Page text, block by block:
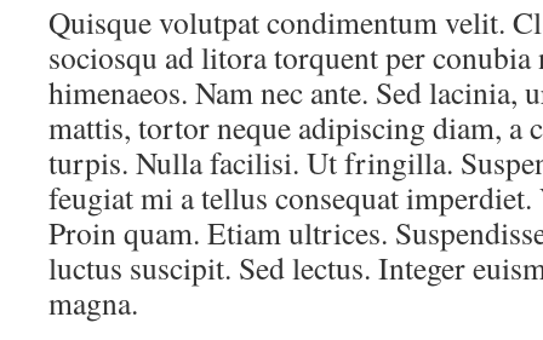
Quisque volutpat condimentum velit.
sociosqu ad litora torquent per conubia
himenaeos. Nam nec ante. Sed lacinia,
mattis, tortor neque adipiscing diam, a
turpis. Nulla facilisi. Ut fringilla.
feugiat mi a tellus consequat
Proin quam. Etiam ultrices.
luctus suscipit. Sed lectus. Integer
magna.